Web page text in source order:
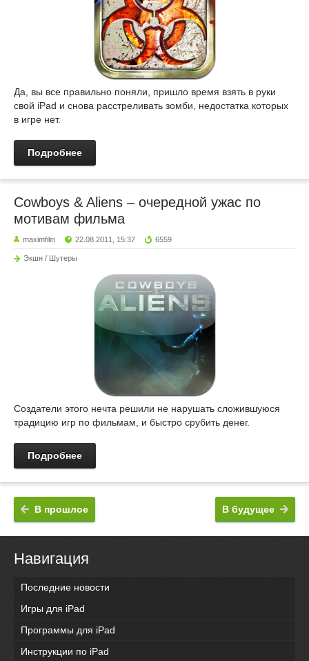
Да, вы все правильно поняли, пришло время взять в руки
свой iPad и снова расстреливать зомби, недостатка которых
в игре нет.
Подробнее
Cowboys & Aliens – очередной ужас по
мотивам фильма
maximfilin 22.08.2011, 15:37 6559
Экшн / Шутеры
Создатели этого нечта решили не нарушать сложившуюся
традицию игр по фильмам, и быстро срубить денег.
Подробнее
В будущее
В прошлое
Навигация
Последние новости
Игры для iPad
Программы для iPad
Инструкции по iPad